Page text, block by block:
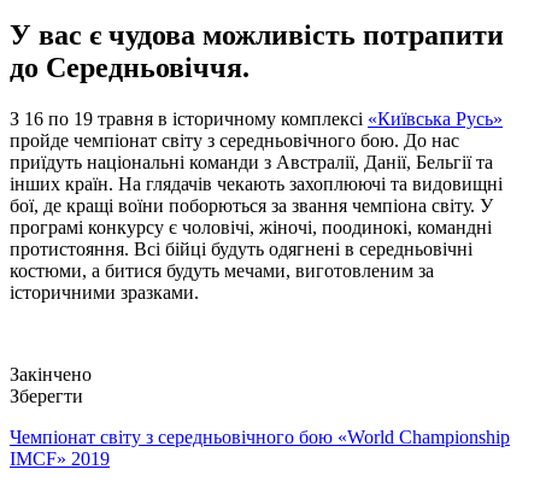
У вас є чудова можливість потрапити
до Середньовіччя.
З 16 по 19 травня в історичному комплексі «Київська Русь»
пройде чемпіонат світу з середньовічного бою. До нас
приїдуть національні команди з Австралії, Данії, Бельгії та
інших країн. На глядачів чекають захоплюючі та видовищні
бої, де кращі воїни поборються за звання чемпіона світу. У
програмі конкурсу є чоловічі, жіночі, поодинокі, командні
протистояння. Всі бійці будуть одягнені в середньовічні
костюми, а битися будуть мечами, виготовленим за
історичними зразками.
Закінчено
Зберегти
Чемпіонат світу з середньовічного бою «World Championship
IMCF» 2019